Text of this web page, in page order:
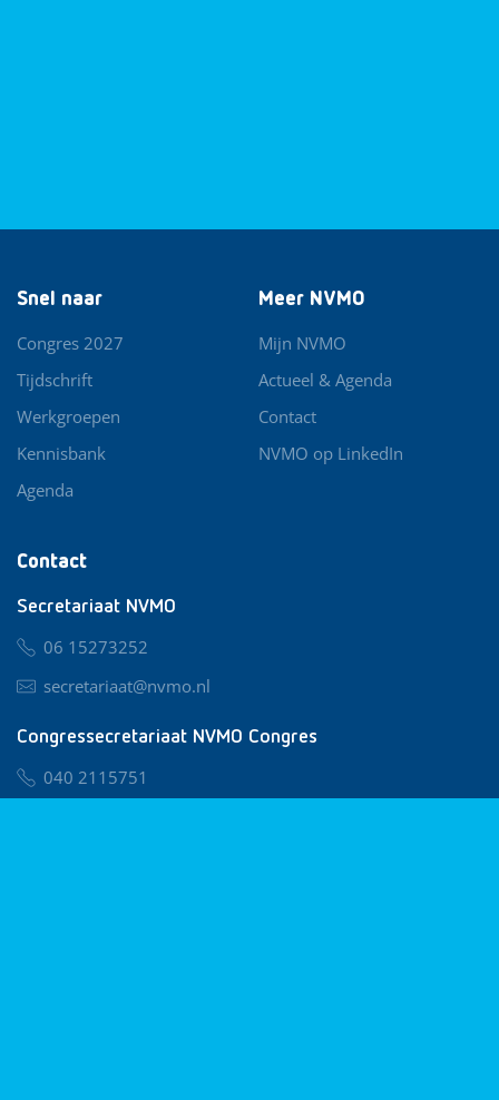
Contact
Secretariaat NVMO
06 15273252
secretariaat@nvmo.nl
Congressecretariaat NVMO Congres
040 2115751
Snel naar
Congres 2027
Tijdschrift
Werkgroepen
Kennisbank
Agenda
Meer NVMO
Mijn NVMO
Actueel & Agenda
Contact
NVMO op LinkedIn